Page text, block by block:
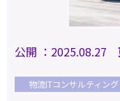
公開 ：2025.08.27
物流ITコンサルティング